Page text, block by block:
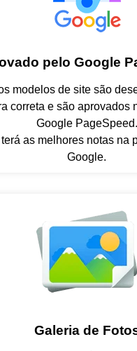
pelo Google
modelos de site são
correta e são aprovados
Google PageSpeed.
as melhores notas na
Google.
Galeria de